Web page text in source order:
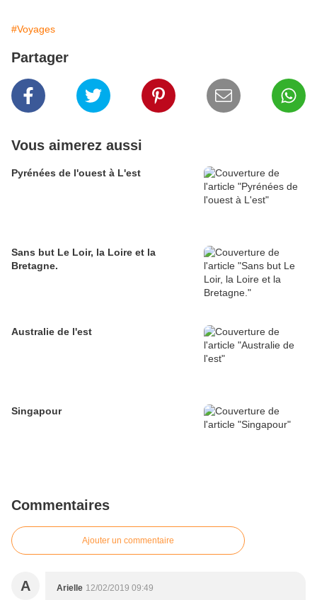
#Voyages
Partager
Vous aimerez aussi
Pyrénées de l'ouest à L'est
Sans but Le Loir, la Loire et la
Bretagne.
Australie de l'est
Singapour
Commentaires
Ajouter un commentaire
A Arielle 12/02/2019 09:49